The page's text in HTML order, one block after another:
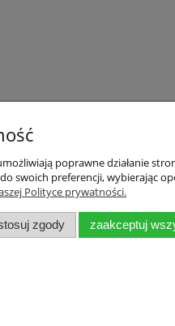
Moje konto
Twoje zamówienia
poprawne działanie
swoich preferencji, wybierając
Polityce prywatności.
zgody zaakceptuj